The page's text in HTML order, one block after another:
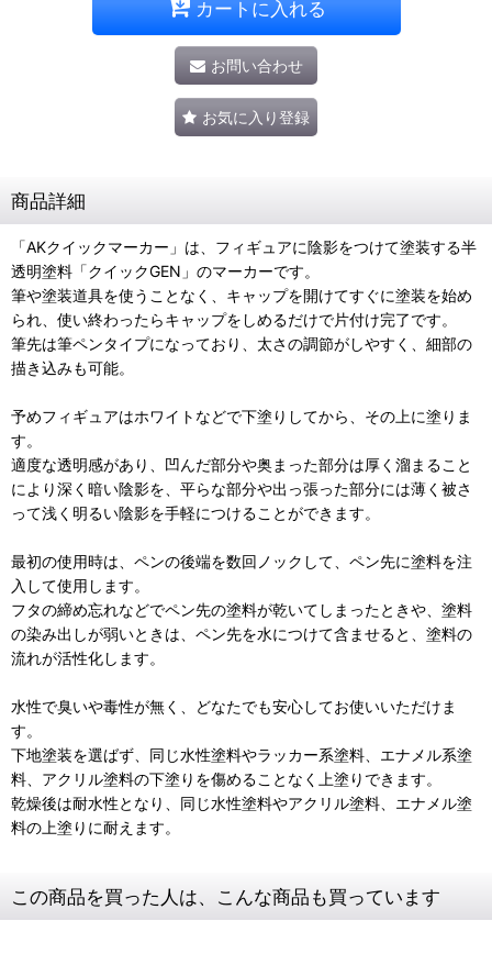
カートに入れる
お問い合わせ
お気に入り登録
商品詳細
「AKクイックマーカー」は、フィギュアに陰影をつけて塗装する半
透明塗料「クイックGEN」のマーカーです。
筆や塗装道具を使うことなく、キャップを開けてすぐに塗装を始め
られ、使い終わったらキャップをしめるだけで片付け完了です。
筆先は筆ペンタイプになっており、太さの調節がしやすく、細部の
描き込みも可能。
予めフィギュアはホワイトなどで下塗りしてから、その上に塗りま
す。
適度な透明感があり、凹んだ部分や奥まった部分は厚く溜まること
により深く暗い陰影を、平らな部分や出っ張った部分には薄く被さ
って浅く明るい陰影を手軽につけることができます。
最初の使用時は、ペンの後端を数回ノックして、ペン先に塗料を注
入して使用します。
フタの締め忘れなどでペン先の塗料が乾いてしまったときや、塗料
の染み出しが弱いときは、ペン先を水につけて含ませると、塗料の
流れが活性化します。
水性で臭いや毒性が無く、どなたでも安心してお使いいただけま
す。
下地塗装を選ばず、同じ水性塗料やラッカー系塗料、エナメル系塗
料、アクリル塗料の下塗りを傷めることなく上塗りできます。
乾燥後は耐水性となり、同じ水性塗料やアクリル塗料、エナメル塗
料の上塗りに耐えます。
この商品を買った人は、こんな商品も買っています